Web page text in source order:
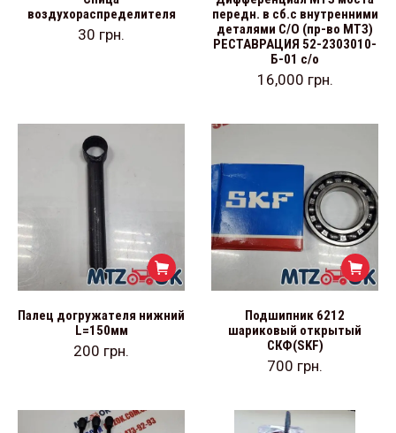
воздухораспределителя
30 грн.
передн. в сб.с внутренними
деталями С/О (пр-во МТЗ)
РЕСТАВРАЦИЯ 52-2303010-
Б-01 с/о
16,000 грн.
Палец догружателя нижний
L=150мм
200 грн.
Подшипник 6212
шариковый открытый
СКФ(SKF)
700 грн.